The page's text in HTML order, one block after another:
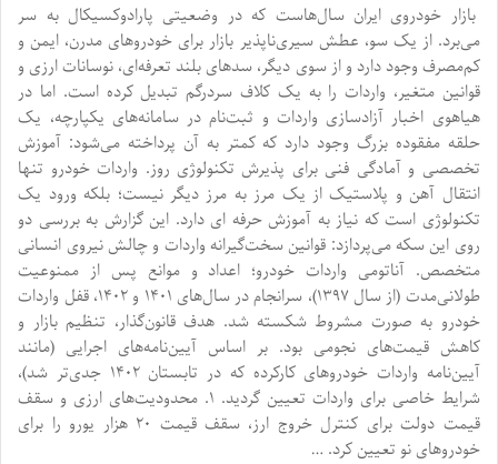
بازار خودروی ایران سال‌هاست که در وضعیتی پارادوکسیکال به سر
می‌برد. از یک سو، عطش سیری‌ناپذیر بازار برای خودروهای مدرن، ایمن و
کم‌مصرف وجود دارد و از سوی دیگر، سدهای بلند تعرفه‌ای، نوسانات ارزی و
قوانین متغیر، واردات را به یک کلاف سردرگم تبدیل کرده است. اما در
هیاهوی اخبار آزادسازی واردات و ثبت‌نام در سامانه‌های یکپارچه، یک
حلقه مفقوده بزرگ وجود دارد که کمتر به آن پرداخته می‌شود: آموزش
تخصصی و آمادگی فنی برای پذیرش تکنولوژی روز. واردات خودرو تنها
انتقال آهن و پلاستیک از یک مرز به مرز دیگر نیست؛ بلکه ورود یک
تکنولوژی است که نیاز به آموزش حرفه ای دارد. این گزارش به بررسی دو
روی این سکه می‌پردازد: قوانین سخت‌گیرانه واردات و چالش نیروی انسانی
متخصص. آناتومی واردات خودرو؛ اعداد و موانع پس از ممنوعیت
طولانی‌مدت (از سال ۱۳۹۷)، سرانجام در سال‌های ۱۴۰۱ و ۱۴۰۲، قفل واردات
خودرو به صورت مشروط شکسته شد. هدف قانون‌گذار، تنظیم بازار و
کاهش قیمت‌های نجومی بود. بر اساس آیین‌نامه‌های اجرایی (مانند
آیین‌نامه واردات خودروهای کارکرده که در تابستان ۱۴۰۲ جدی‌تر شد)،
شرایط خاصی برای واردات تعیین گردید. ۱. محدودیت‌های ارزی و سقف
قیمت دولت برای کنترل خروج ارز، سقف قیمت ۲۰ هزار یورو را برای
خودروهای نو تعیین کرد. …